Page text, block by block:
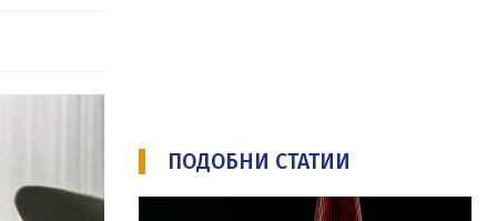
ПОДОБНИ СТАТИИ